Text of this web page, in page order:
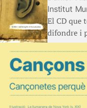
Institut
El CD que
difondre i